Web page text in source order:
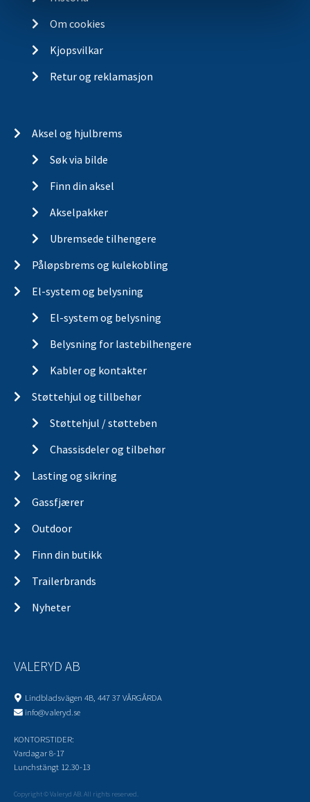
Om cookies
Kjopsvilkar
Retur og reklamasjon
Aksel og hjulbrems
Søk via bilde
Finn din aksel
Akselpakker
Ubremsede tilhengere
Påløpsbrems og kulekobling
El-system og belysning
El-system og belysning
Belysning for lastebilhengere
Kabler og kontakter
Støttehjul og tillbehør
Støttehjul / støtteben
Chassisdeler og tilbehør
Lasting og sikring
Gassfjærer
Outdoor
Finn din butikk
Trailerbrands
Nyheter
VALERYD AB
Lindbladsvägen 4B, 447 37 VÅRGÅRDA
info@valeryd.se
KONTORSTIDER:
Vardagar 8-17
Lunchstängt 12.30-13
Copyright © Valeryd AB. All rights reserved.